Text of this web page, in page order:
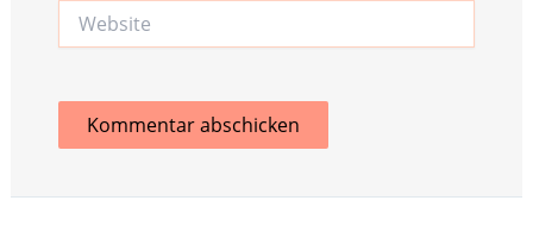
Website